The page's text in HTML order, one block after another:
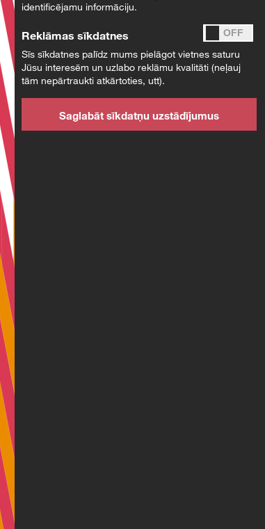
uzmanība
piegādes
ieviesa
riskus un
pret
netiek
aptver
Likuma
identificējamu informāciju.
Reklāmas sīkdatnes
Sīs sīkdatnes palīdz mums pielāgot vietnes saturu
Jūsu interesēm un uzlabo reklāmu kvalitāti (neļauj
tām nepārtraukti atkārtoties, utt).
Saglabāt sīkdatņu uzstādījumus